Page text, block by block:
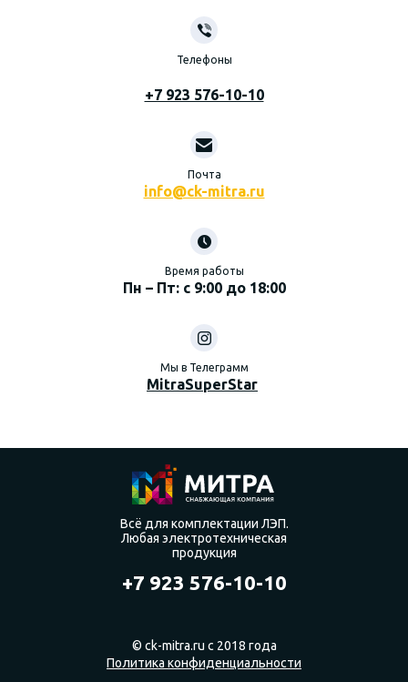
Телефоны
+7 923 576-10-10
Почта
info@ck-mitra.ru
Время работы
Пн – Пт: с 9:00 до 18:00
Мы в Телеграмм
MitraSuperStar
Всё для комплектации ЛЭП.
Любая электротехническая
продукция
+7 923 576-10-10
© ck-mitra.ru с 2018 года
Политика конфиденциальности